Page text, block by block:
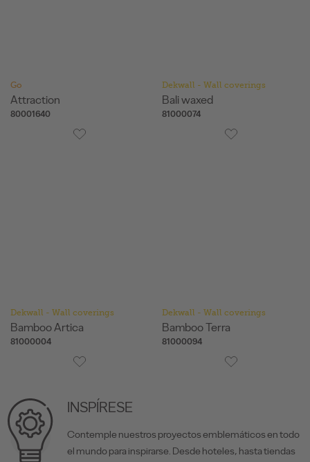
Go
Attraction
80001640
Dekwall - Wall coverings
Bali waxed
81000074
Dekwall - Wall coverings
Bamboo Artica
81000004
Dekwall - Wall coverings
Bamboo Terra
81000094
INSPÍRESE
Contemple nuestros proyectos emblemáticos en todo
el mundo para inspirarse. Desde hoteles, hasta tiendas